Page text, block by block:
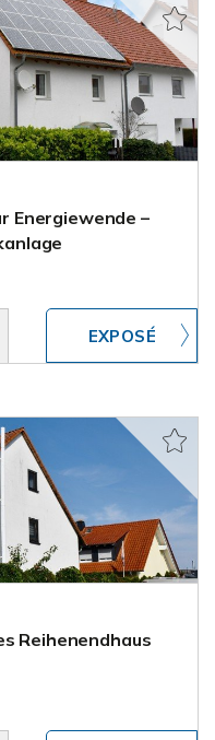
Energiewende –
Reihenendhaus